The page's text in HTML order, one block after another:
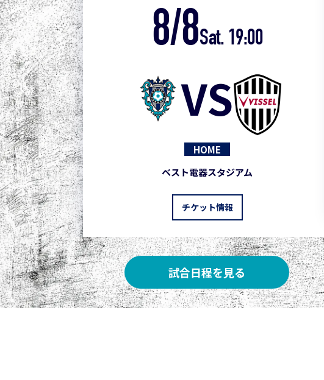
8/8Sat. 19:00
VS
HOME
ベスト電器スタジアム
チケット情報
試合日程を見る